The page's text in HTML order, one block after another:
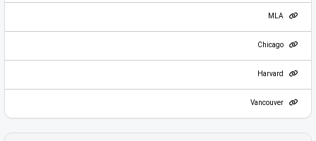
MLA
Chicago
Vancouver